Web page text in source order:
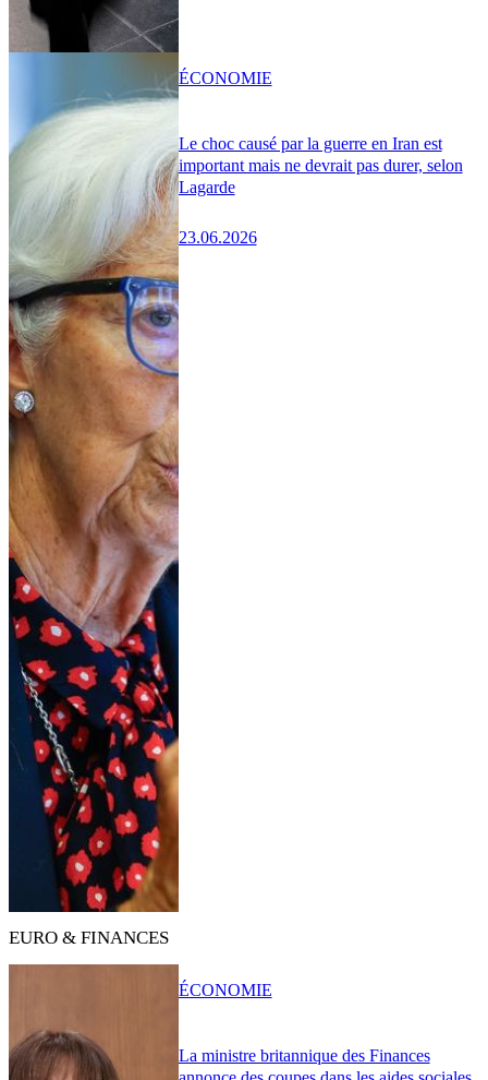
Le choc causé par la guerre en Iran est
important mais ne devrait pas durer, selon
Lagarde
23.06.2026
ÉCONOMIE
EURO & FINANCES
La ministre britannique des Finances
ÉCONOMIE